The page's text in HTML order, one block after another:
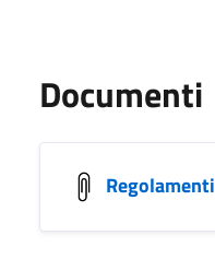
Documenti
Regolamenti